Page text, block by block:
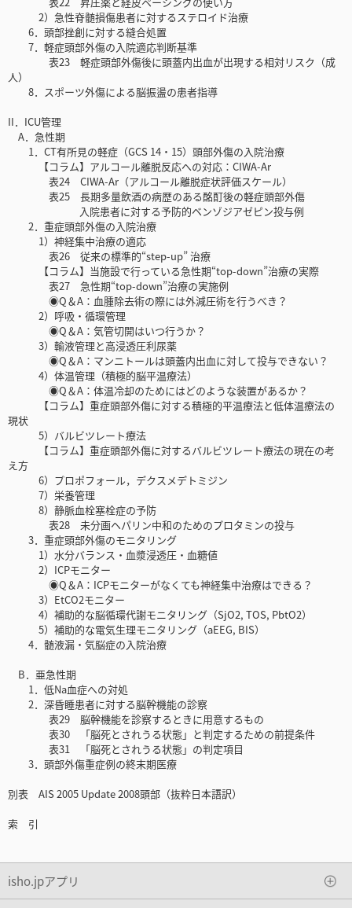
2）急性脊髄損傷患者に対するステロイド治療
6．頭部挫創に対する縫合処置
7．軽症頭部外傷の入院適応判断基準
表23 軽症頭部外傷後に頭蓋内出血が出現する相対リスク（成
人）
8．スポーツ外傷による脳振盪の患者指導
II．ICU管理
A．急性期
1．CT有所見の軽症（GCS 14・15）頭部外傷の入院治療
【コラム】アルコール離脱反応への対応：CIWA-Ar
表24 CIWA-Ar（アルコール離脱症状評価スケール）
表25 長期多量飲酒の病歴のある酩酊後の軽症頭部外傷
入院患者に対する予防的ベンゾジアゼピン投与例
2．重症頭部外傷の入院治療
1）神経集中治療の適応
表26 従来の標準的“step-up” 治療
【コラム】当施設で行っている急性期“top-down”治療の実際
表27 急性期“top-down”治療の実施例
◉Q＆A：血腫除去術の際には外減圧術を行うべき？
2）呼吸・循環管理
◉Q＆A：気管切開はいつ行うか？
3）輸液管理と高浸透圧利尿薬
◉Q＆A：マンニトールは頭蓋内出血に対して投与できない？
4）体温管理（積極的脳平温療法）
◉Q＆A：体温冷却のためにはどのような装置があるか？
【コラム】重症頭部外傷に対する積極的平温療法と低体温療法の
現状
5）バルビツレート療法
【コラム】重症頭部外傷に対するバルビツレート療法の現在の考
え方
6）プロポフォール，デクスメデトミジン
7）栄養管理
8）静脈血栓塞栓症の予防
表28 未分画ヘパリン中和のためのプロタミンの投与
3．重症頭部外傷のモニタリング
1）水分バランス・血漿浸透圧・血糖値
2）ICPモニター
◉Q＆A：ICPモニターがなくても神経集中治療はできる？
3）EtCO2モニター
4）補助的な脳循環代謝モニタリング（SjO2, TOS, PbtO2）
5）補助的な電気生理モニタリング（aEEG, BIS）
4．髄液漏・気脳症の入院治療
B．亜急性期
1．低Na血症への対処
2．深昏睡患者に対する脳幹機能の診察
表29 脳幹機能を診察するときに用意するもの
表30 「脳死とされうる状態」と判定するための前提条件
表31 「脳死とされうる状態」の判定項目
3．頭部外傷重症例の終末期医療
別表 AIS 2005 Update 2008頭部（抜粋日本語訳）
索 引
isho.jpアプリ